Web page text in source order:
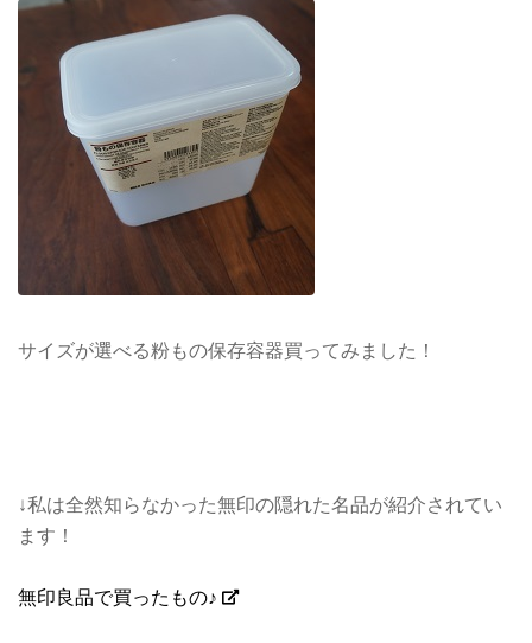
サイズが選べる粉もの保存容器買ってみました！
↓私は全然知らなかった無印の隠れた名品が紹介されてい
ます！
無印良品で買ったもの♪